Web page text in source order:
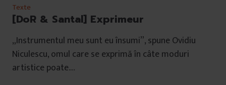
Texte
[DoR & Santal] Exprimeur
„Instrumentul meu sunt eu însumi”, spune Ovidiu
Niculescu, omul care se exprimă în câte moduri
artistice poate.…